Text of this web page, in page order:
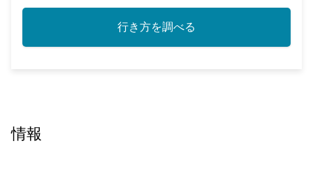
行き方を調べる
情報